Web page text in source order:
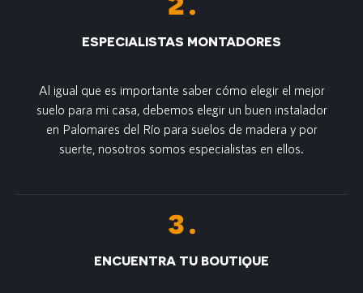
ESPECIALISTAS MONTADORES
Al igual que es importante saber cómo elegir el mejor
suelo para mi casa, debemos elegir un buen instalador
en Palomares del Río para suelos de madera y por
suerte, nosotros somos especialistas en ellos.
ENCUENTRA TU BOUTIQUE